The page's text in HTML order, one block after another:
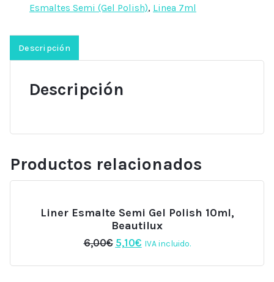
Esmaltes Semi (Gel Polish), Linea 7ml
Descripción
Descripción
Productos relacionados
Liner Esmalte Semi Gel Polish 10ml,
Beautilux
6,00€ El
original
5,10€El
actual
IVA incluido.